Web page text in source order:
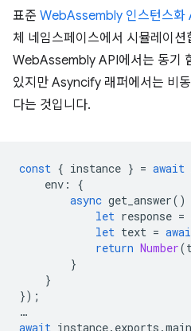
표준 WebAssembly 인스턴스화
체 네임스페이스에서 시뮬레이
WebAssembly API에서는 동기
있지만 Asyncify 래퍼에서는 비
다는 것입니다.
const { instance } = await
env :
{
async get_answer()
let response =
let text =
return Number(
}
}
});
…
await instance. exports .main